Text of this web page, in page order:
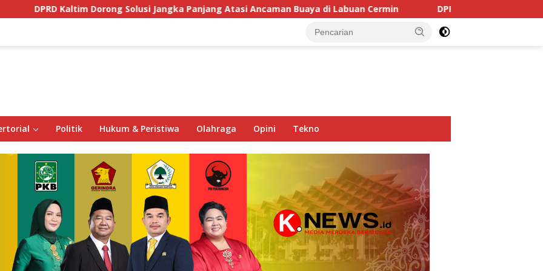
Dorong Solusi Jangka Panjang Atasi Ancaman Buaya di Labuan Cermin DPRD Kaltim Soroti Dominasi Truk
Politik Hukum & Peristiwa Olahraga Opini Tekno